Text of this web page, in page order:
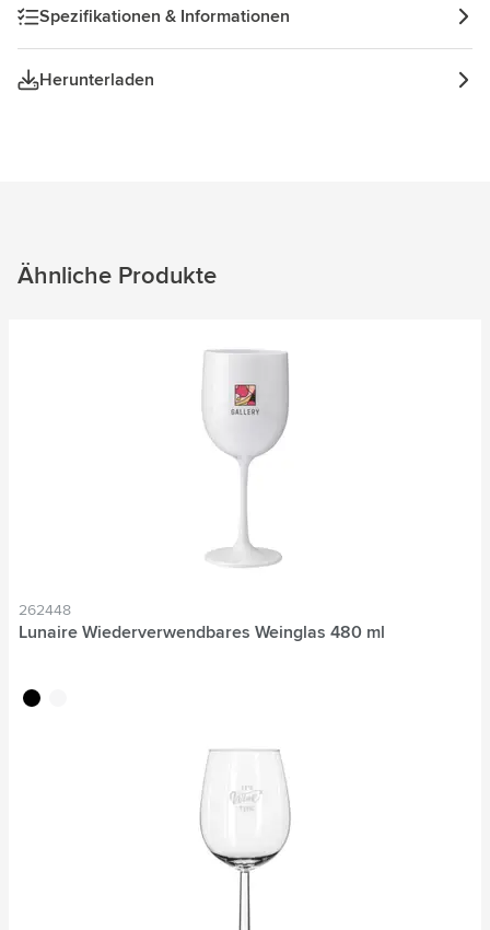
Spezifikationen & Informationen
Herunterladen
Ähnliche Produkte
262448
Lunaire Wiederverwendbares Weinglas 480 ml
noir